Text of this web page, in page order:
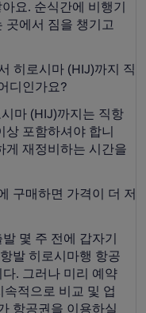
요. 순식간에 비행기
곳에서 짐을 챙기고
히로시마 (HIJ)까지 직
디인가요?
마 (HIJ)까지는 직항
상 포함하셔야 합니
게 재정비하는 시간을
구매하면 가격이 더 저
몇 주 전에 갑자기
발 히로시마행 항공
. 그러나 미리 예약
적으로 비교 및 업
항공권을 이용하실